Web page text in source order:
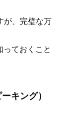
が、完璧な万
ておくこと
キング）